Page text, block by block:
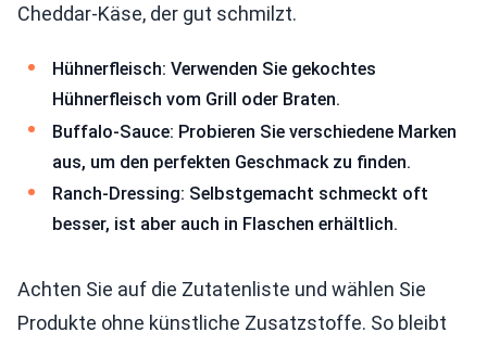
Cheddar-Käse, der gut schmilzt.
Hühnerfleisch: Verwenden Sie gekochtes
Hühnerfleisch vom Grill oder Braten.
Buffalo-Sauce: Probieren Sie verschiedene Marken
aus, um den perfekten Geschmack zu finden.
Ranch-Dressing: Selbstgemacht schmeckt oft
besser, ist aber auch in Flaschen erhältlich.
Achten Sie auf die Zutatenliste und wählen Sie
Produkte ohne künstliche Zusatzstoffe. So bleibt